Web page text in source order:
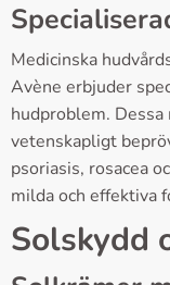
Medicinska
Avène erbjuder
hudproblem.
vetenskapligt
psoriasis, rosacea
milda och effektiva
Solskydd